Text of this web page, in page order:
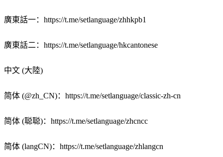
廣東話一： https://t.me/setlanguage/zhhkpb1
廣東話二： https://t.me/setlanguage/hkcantonese
中文 (大陸)
简体 (@zh_CN)： https://t.me/setlanguage/classic-zh-cn
简体 (聪聪)： https://t.me/setlanguage/zhcncc
简体 (langCN)： https://t.me/setlanguage/zhlangcn